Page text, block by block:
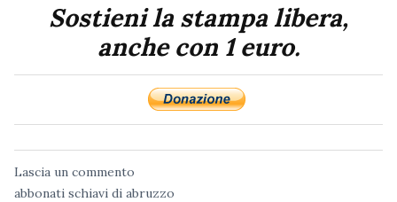
Sostieni la stampa libera,
anche con 1 euro.
Lascia un commento
abbonati schiavi di abruzzo